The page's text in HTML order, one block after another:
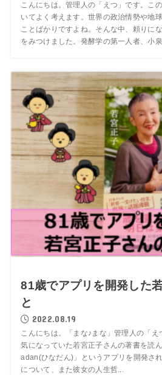
こんにちは。管理人の「えつ」です。こ
いてよく考えます。世界の政治情勢や地
ことばかりですよね。そんな中、頼りに
をみつけました。発酵学の第一人者、小泉
81歳でアプリを開発した
と
2022.08.19
こんにちは。「まな♪まな」管理人の「え
気になっていた若宮正子さんの著書を読
adan(ひなだん)」というアプリを開発さ
について、また彼女の人生哲...